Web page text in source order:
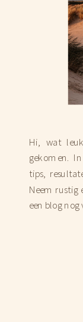
Hi, wat
gekomen.
tips,
Neem rustig
een blog nog